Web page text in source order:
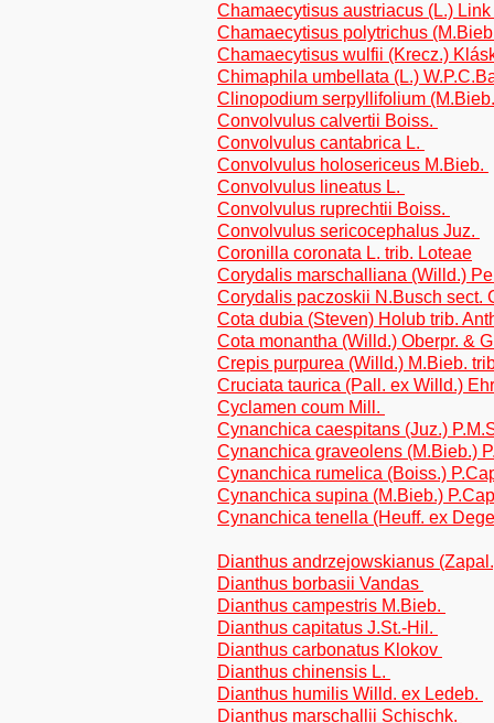
Chamaecytisus austriacus (L.)
Chamaecytisus polytrichus
Chamaecytisus wulfii (Krecz.)
Chimaphila umbellata (L.)
Clinopodium serpyllifolium
Convolvulus calvertii Boiss.
Convolvulus cantabrica L.
Convolvulus holosericeus M.Bieb.
Convolvulus lineatus L.
Convolvulus ruprechtii Boiss.
Convolvulus sericocephalus Juz.
Coronilla coronata L. trib. Loteae
Corydalis marschalliana (Willd.)
Corydalis paczoskii N.Busch sect.
Cota dubia (Steven) Holub trib.
Cota monantha (Willd.) Oberpr. &
Crepis purpurea (Willd.) M.Bieb.
Cruciata taurica (Pall. ex Willd.)
Cyclamen coum Mill.
Cynanchica caespitans (Juz.)
Cynanchica graveolens (M.Bieb.)
Cynanchica rumelica (Boiss.)
Cynanchica supina (M.Bieb.)
Cynanchica tenella (Heuff. ex
Dianthus andrzejowskianus
Dianthus borbasii Vandas
Dianthus campestris M.Bieb.
Dianthus capitatus J.St.-Hil.
Dianthus carbonatus Klokov
Dianthus chinensis L.
Dianthus humilis Willd. ex Ledeb.
Dianthus marschallii Schischk.